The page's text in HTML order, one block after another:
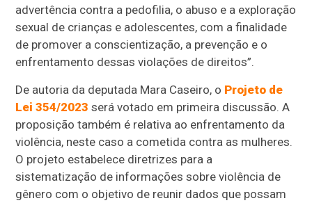
advertência contra a pedofilia, o abuso e a exploração
sexual de crianças e adolescentes, com a finalidade
de promover a conscientização, a prevenção e o
enfrentamento dessas violações de direitos”.
De autoria da deputada Mara Caseiro, o Projeto de
Lei 354/2023 será votado em primeira discussão. A
proposição também é relativa ao enfrentamento da
violência, neste caso a cometida contra as mulheres.
O projeto estabelece diretrizes para a
sistematização de informações sobre violência de
gênero com o objetivo de reunir dados que possam